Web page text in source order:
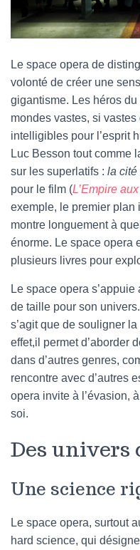
Le space opera de
volonté de créer une
gigantisme. Les héros
mondes vastes, si
intelligibles pour l’esprit
Luc Besson tout comme
sur les superlatifs : la cité
pour le film (L’Empire
exemple, le premier plan
montre longuement à
énorme. Le space opera
plusieurs livres pour
Le space opera
de taille pour son
s’agit que de souligner
effet,il permet d’aborder
dans d’autres genres,
rencontre avec d’autres
opera invite à l’évasion,
soi.
Des univers
Une science
Le space opera, surtout
hard science, qui